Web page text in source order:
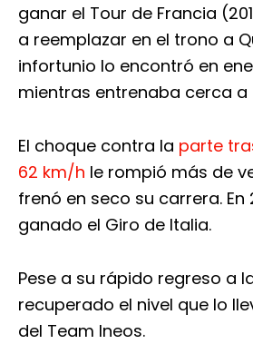
ganar el Tour de Francia
a reemplazar en el trono a
infortunio lo encontró en
mientras entrenaba cerca a
El choque contra la parte
62 km/h le rompió más de
frenó en seco su carrera. En
ganado el Giro de Italia.
Pese a su rápido regreso a
recuperado el nivel que lo
del Team Ineos.